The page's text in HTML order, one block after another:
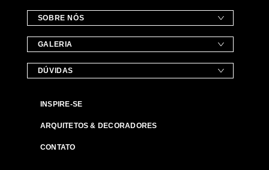
SOBRE NÓS
GALERIA
DÚVIDAS
INSPIRE-SE
ARQUITETOS & DECORADORES
CONTATO